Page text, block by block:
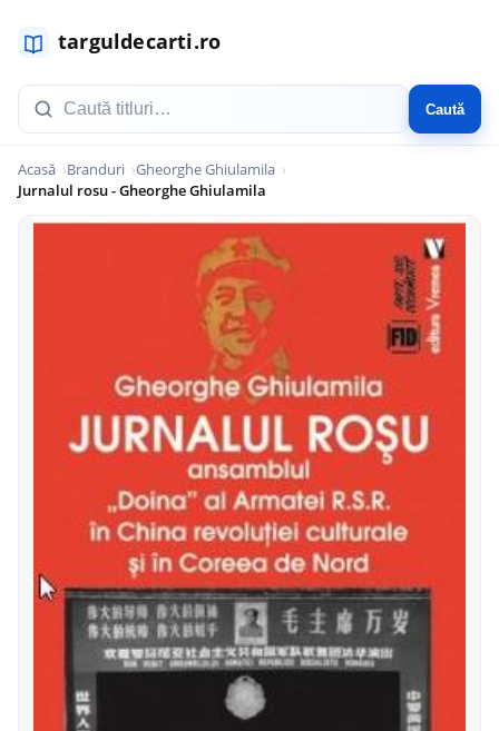
Caută
Acasă Branduri Gheorghe Ghiulamila
Jurnalul rosu - Gheorghe Ghiulamila